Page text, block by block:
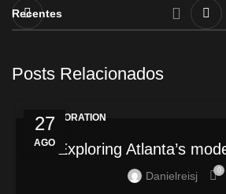
Recentes
Posts Relacionados
27
AGO
DECORATION
Exploring Atlanta’s
Danielreisj 0